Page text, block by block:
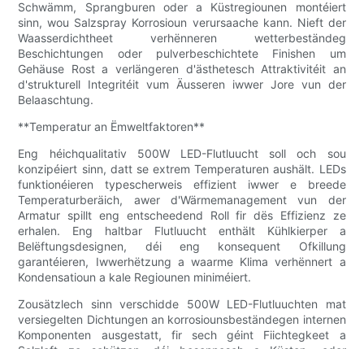
Schwämm, Sprangburen oder a Küstregiounen montéiert
sinn, wou Salzspray Korrosioun verursaache kann. Nieft der
Waasserdichtheet verhënneren wetterbeständeg
Beschichtungen oder pulverbeschichtete Finishen um
Gehäuse Rost a verlängeren d'ästhetesch Attraktivitéit an
d'strukturell Integritéit vum Äusseren iwwer Jore vun der
Belaaschtung.
**Temperatur an Ëmweltfaktoren**
Eng héichqualitativ 500W LED-Flutluucht soll och sou
konzipéiert sinn, datt se extrem Temperaturen aushält. LEDs
funktionéieren typescherweis effizient iwwer e breede
Temperaturberäich, awer d'Wärmemanagement vun der
Armatur spillt eng entscheedend Roll fir dës Effizienz ze
erhalen. Eng haltbar Flutluucht enthält Kühlkierper a
Belëftungsdesignen, déi eng konsequent Ofkillung
garantéieren, Iwwerhëtzung a waarme Klima verhënnert a
Kondensatioun a kale Regiounen miniméiert.
Zousätzlech sinn verschidde 500W LED-Flutluuchten mat
versiegelten Dichtungen an korrosiounsbeständegen internen
Komponenten ausgestatt, fir sech géint Fiichtegkeet a